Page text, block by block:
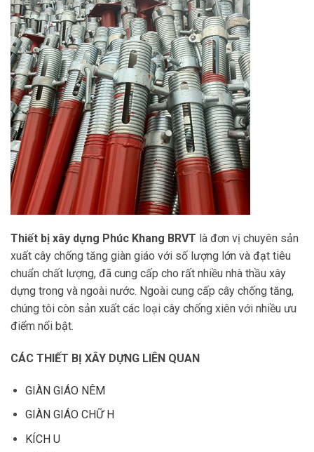
Thiết bị xây dựng Phúc Khang BRVT là đơn vị chuyên sản
xuất cây chống tăng giàn giáo với số lượng lớn và đạt tiêu
chuẩn chất lượng, đã cung cấp cho rất nhiều nhà thầu xây
dựng trong và ngoài nước. Ngoài cung cấp cây chống tăng,
chúng tôi còn sản xuất các loại cây chống xiên với nhiều ưu
điểm nổi bật.
CÁC THIẾT BỊ XÂY DỰNG LIÊN QUAN
GIÀN GIÁO NÊM
GIÀN GIÁO CHỮ H
KÍCH U